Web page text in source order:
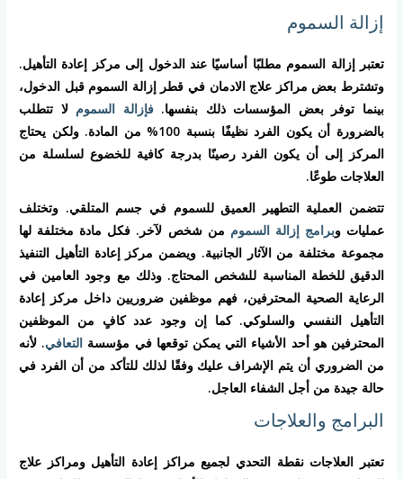
إزالة السموم
تعتبر إزالة السموم مطلبًا أساسيًا عند الدخول إلى مركز إعادة التأهيل.
وتشترط بعض مراكز علاج الادمان في قطر إزالة السموم قبل الدخول،
بينما توفر بعض المؤسسات ذلك بنفسها.فإزالة السموم لا تتطلب
بالضرورة أن يكون الفرد نظيفًا بنسبة 100% من المادة. ولكن يحتاج
المركز إلى أن يكون الفرد رصينًا بدرجة كافية للخضوع لسلسلة من
العلاجات طوعًا.
تتضمن العملية التطهير العميق للسموم في جسم المتلقي. وتختلف
عمليات وبرامج إزالة السموم من شخص لآخر. فكل مادة مختلفة لها
مجموعة مختلفة من الآثار الجانبية. ويضمن مركز إعادة التأهيل التنفيذ
الدقيق للخطة المناسبة للشخص المحتاج. وذلك مع وجود العامين في
الرعاية الصحية المحترفين، فهم موظفين ضروريين داخل مركز إعادة
التأهيل النفسي والسلوكي. كما إن وجود عدد كافٍ من الموظفين
المحترفين هو أحد الأشياء التي يمكن توقعها في مؤسسة التعافي. لأنه
من الضروري أن يتم الإشراف عليك وفقًا لذلك للتأكد من أن الفرد في
حالة جيدة من أجل الشفاء العاجل.
البرامج والعلاجات
تعتبر العلاجات نقطة التحدي لجميع مراكز إعادة التأهيل ومراكز علاج